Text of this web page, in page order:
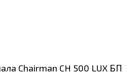
Chairman CH 500 LUX БП